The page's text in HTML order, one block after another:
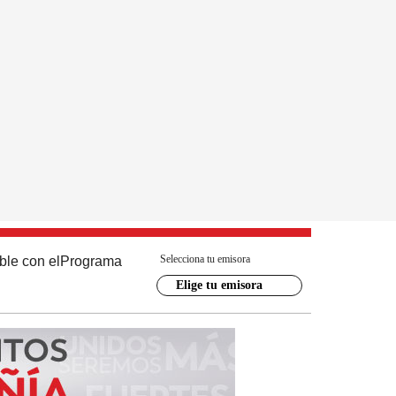
con el Programa Selecciona tu emisora
Elige tu emisora